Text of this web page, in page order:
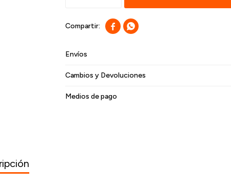
 
Envíos
Cambios y Devoluciones
Medios de pago